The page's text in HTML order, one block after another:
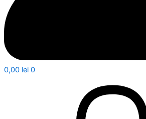
0,00 lei 0